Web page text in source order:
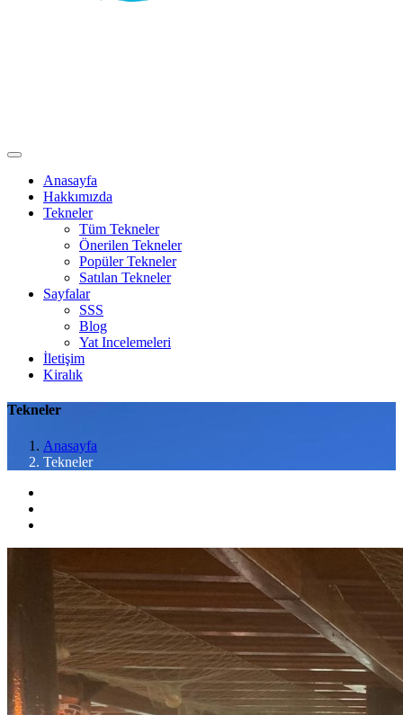
Anasayfa
Hakkımızda
Tekneler
Tüm Tekneler
Önerilen Tekneler
Popüler Tekneler
Satılan Tekneler
Sayfalar
SSS
Blog
Yat Incelemeleri
İletişim
Kiralık
Tekneler
Anasayfa
Tekneler